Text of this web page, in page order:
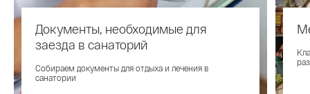
Документы, необходимые для
заезда в санаторий
Собираем документы для отдыха и лечения в
санатории